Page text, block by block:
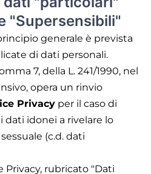
"Supersensibili"
generale è prevista
di dati personali.
7, della L. 241/1990, nel
opera un rinvio
Privacy per il caso di
idonei a rivelare lo
(c.d. dati
Privacy, rubricato "Dati